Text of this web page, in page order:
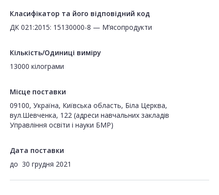
Класифікатор та його відповідний код
ДК 021:2015: 15130000-8 — М’ясопродукти
Кількість/Одиниці виміру
13000 кілограми
Місце поставки
09100, Україна, Київська область, Біла Церква,
вул.Шевченка, 122 (адреси навчальних закладів
Управління освіти і науки БМР)
Дата поставки
до 30 грудня 2021